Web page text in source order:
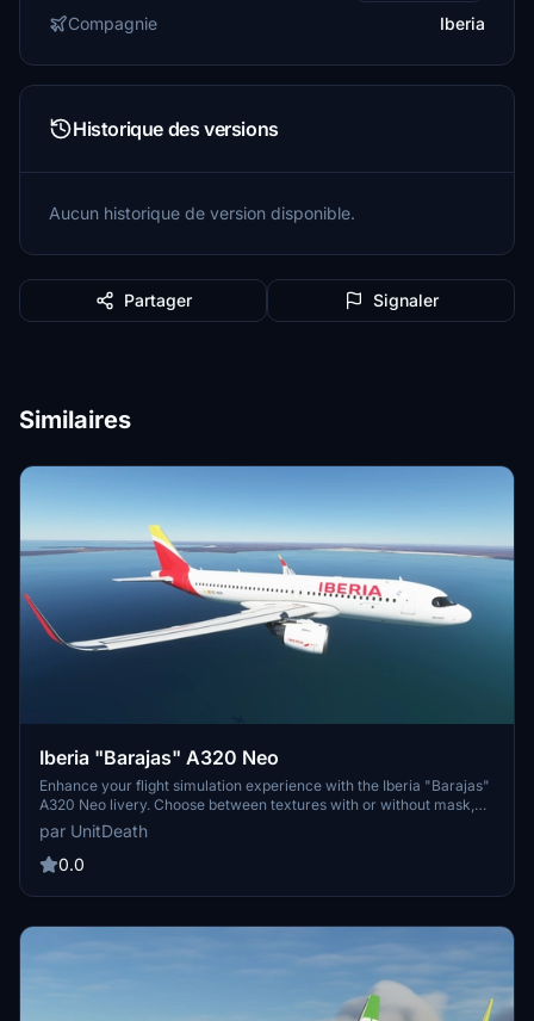
Compagnie Iberia
Historique des versions
Aucun historique de version disponible.
Partager Signaler
Similaires
Iberia "Barajas" A320 Neo
Enhance your flight simulation experience with the Iberia "Barajas"
A320 Neo livery. Choose between textures with or without mask,
and follow simple extraction instructions to install. Donations
appreciated but not required, and remember unauthorized use is
strictly prohibited. Enjoy your flight!
par UnitDeath
0.0